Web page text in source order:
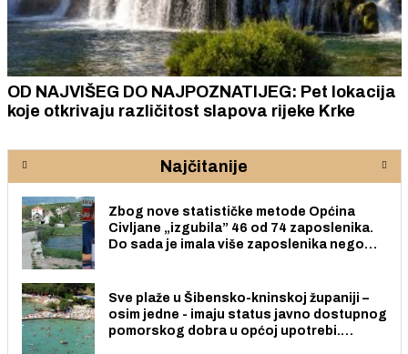
OD NAJVIŠEG DO NAJPOZNATIJEG: Pet lokacija
koje otkrivaju različitost slapova rijeke Krke
Najčitanije
Zbog nove statističke metode Općina
Civljane „izgubila” 46 od 74 zaposlenika.
Do sada je imala više zaposlenika nego
Sve plaže u Šibensko-kninskoj županiji –
osim jedne - imaju status javno dostupnog
pomorskog dobra u općoj upotrebi.